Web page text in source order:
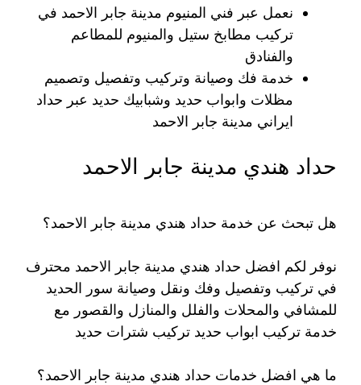
نعمل عبر فني المنيوم مدينة جابر الاحمد في
تركيب مطابخ ستيل والمنيوم للمطاعم
والفنادق
خدمة فك وصيانة وتركيب وتفصيل وتصميم
مظلات وابواب حديد وشبابيك حديد عبر حداد
ايراني مدينة جابر الاحمد
حداد هندي مدينة جابر الاحمد
هل تبحث عن خدمة حداد هندي مدينة جابر الاحمد؟
نوفر لكم افضل حداد هندي مدينة جابر الاحمد محترف
في تركيب وتفصيل وفك ونقل وصيانة سور الحديد
للمشافي والمحلات والفلل والمنازل والقصور مع
خدمة تركيب ابواب حديد تركيب شترات حديد
ما هي افضل خدمات حداد هندي مدينة جابر الاحمد؟